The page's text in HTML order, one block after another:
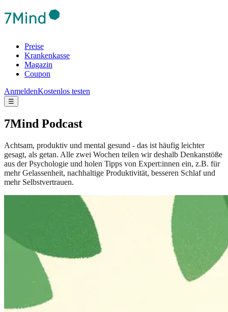
Preise
Krankenkasse
Magazin
Coupon
AnmeldenKostenlos testen
☰
7Mind Podcast
Achtsam, produktiv und mental gesund - das ist häufig leichter
gesagt, als getan. Alle zwei Wochen teilen wir deshalb Denkanstöße
aus der Psychologie und holen Tipps von Expert:innen ein, z.B. für
mehr Gelassenheit, nachhaltige Produktivität, besseren Schlaf und
mehr Selbstvertrauen.